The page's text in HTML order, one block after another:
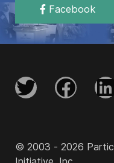
Facebook
© 2003 - 2026